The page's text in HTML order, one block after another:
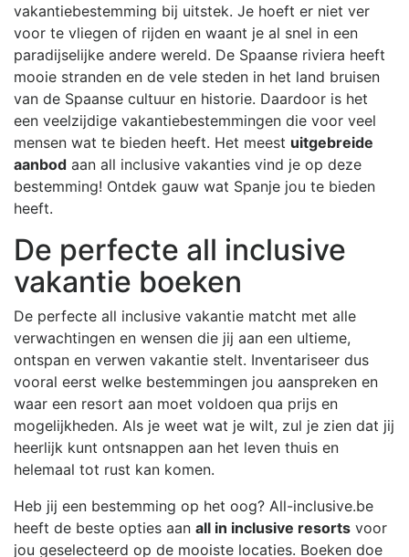
vakantiebestemming bij uitstek. Je hoeft er niet ver
voor te vliegen of rijden en waant je al snel in een
paradijselijke andere wereld. De Spaanse riviera heeft
mooie stranden en de vele steden in het land bruisen
van de Spaanse cultuur en historie. Daardoor is het
een veelzijdige vakantiebestemmingen die voor veel
mensen wat te bieden heeft. Het meest uitgebreide
aanbod aan all inclusive vakanties vind je op deze
bestemming! Ontdek gauw wat Spanje jou te bieden
heeft.
De perfecte all inclusive
vakantie boeken
De perfecte all inclusive vakantie matcht met alle
verwachtingen en wensen die jij aan een ultieme,
ontspan en verwen vakantie stelt. Inventariseer dus
vooral eerst welke bestemmingen jou aanspreken en
waar een resort aan moet voldoen qua prijs en
mogelijkheden. Als je weet wat je wilt, zul je zien dat jij
heerlijk kunt ontsnappen aan het leven thuis en
helemaal tot rust kan komen.
Heb jij een bestemming op het oog? All-inclusive.be
heeft de beste opties aan all in inclusive resorts voor
jou geselecteerd op de mooiste locaties. Boeken doe